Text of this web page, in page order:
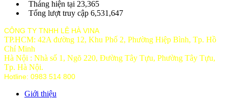
Tháng hiện tại 23,365
Tổng lượt truy cập 6,531,647
CÔNG TY TNHH LÊ HÀ VINA
TP.HCM: 42A đường 12, Khu Phố 2, Phường Hiệp Bình, Tp. Hồ
Chí Minh
Hà Nội : Nhà số 1, Ngõ 220, Đường Tây Tựu, Phường Tây Tựu,
Tp. Hà Nội.
Hotline: 0983 514 800
Giới thiệu